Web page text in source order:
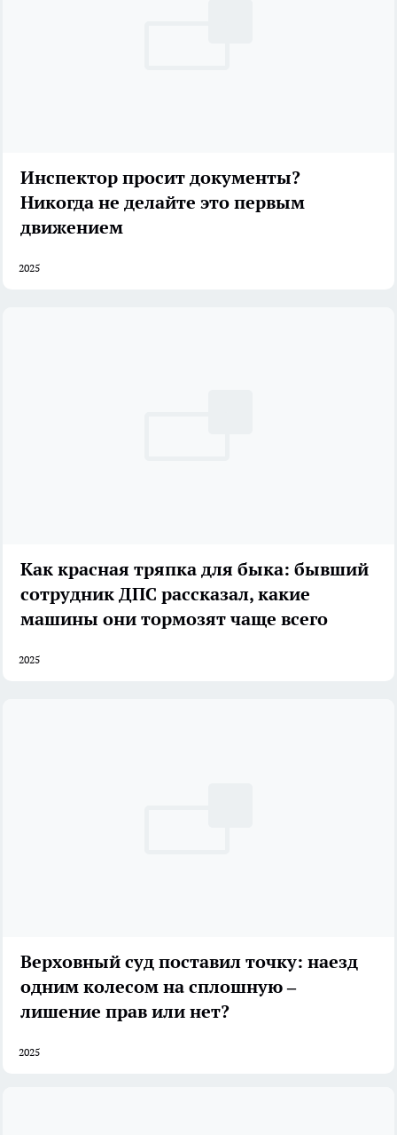
Инспектор просит документы?
Никогда не делайте это первым
движением
2025
Как красная тряпка для быка: бывший
сотрудник ДПС рассказал, какие
машины они тормозят чаще всего
2025
Верховный суд поставил точку: наезд
одним колесом на сплошную –
лишение прав или нет?
2025